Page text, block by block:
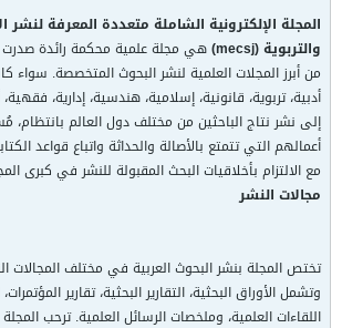
المجلة الإلكترونية الشاملة متعددة المعرفة لنشر
والتربوية (mecsj)
من أبرز المجلات العلمية لنشر البحوث المتخصصة. سواء
أدبية، تربوية، قانونية، إسلامية، هندسية، إدارية،
إلى نشر نتاج الباحثين من مختلف دول العالم
أعمالهم التي تتمتع بالأصالة والحداثة واتباع قواعد
مع الالتزام بأخلاقيات البحث المقبولة للنشر في كبرى
مجالات النشر
تختص المجلة بنشر البحوث العربية في مختلف المجالات
وتشمل الأوراق البحثية، التقارير البحثية، تقارير
اللقاءات العلمية، وملخصات الرسائل العلمية. ترحب